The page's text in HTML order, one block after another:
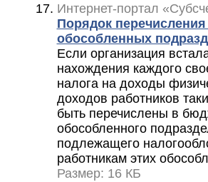
Интернет-портал
Порядок
обособленных
Если организация
нахождения каждого
налога на доходы
доходов работников
быть перечислены в
обособленного
подлежащего
работникам этих
Размер: 16 КБ